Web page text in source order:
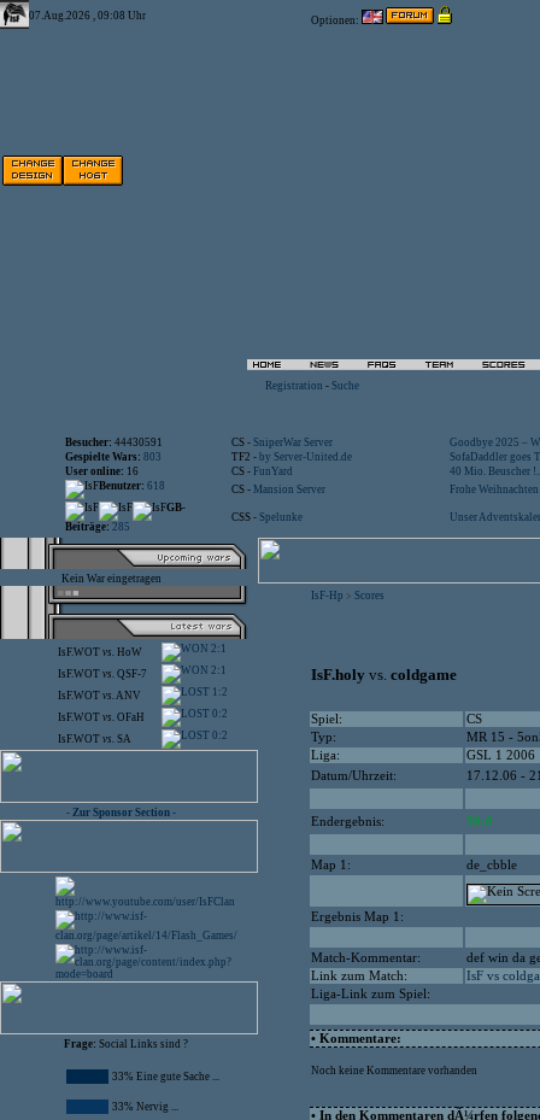
07.Aug.2026 , 09:08 Uhr Optionen:
Registration - Suche
Besucher: 44430591 CS - SniperWar Server
Goodbye 2025 –
Gespielte Wars: 803 TF2 - by Server-United.de
SofaDaddler goes
User online: 16 CS - FunYard
40 Mio. Beuscher
Benutzer: 618 CS - Mansion Server
Frohe
GB-
Beiträge: 285
CSS - Spelunke Unser
Kein War eingetragen
IsF.WOT vs. HoW 2:1
IsF.WOT vs. QSF-7 2:1
IsF.WOT vs.ANV 1:2
IsF.WOT vs. OFaH 0:2
IsF.WOT vs. SA 0:2
- Zur Sponsor Section -
Frage: Social Links sind ?
33% Eine gute Sache ...
33% Nervig ...
IsF-Hp > Scores
IsF.holy vs. coldgame
Spiel:
CS
Typ:
MR 15 -
Liga:
GSL 1 2006
Datum/Uhrzeit:
17.12.06 -
Endergebnis: 30:0
Map 1: de_cbble
Ergebnis Map 1:
Match-Kommentar:
def win da
Link zum Match:
IsF vs
Liga-Link zum Spiel:
• Kommentare:
Noch keine Kommentare vorhanden
• In den Kommentaren dÃ¼rfen